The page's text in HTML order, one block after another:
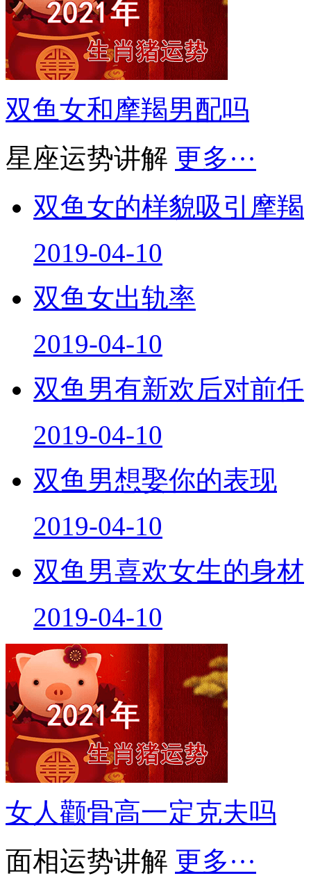
双鱼女和摩羯男配吗
星座运势讲解 更多···
双鱼女的样貌吸引摩羯
2019-04-10
双鱼女出轨率
2019-04-10
双鱼男有新欢后对前任
2019-04-10
双鱼男想娶你的表现
2019-04-10
双鱼男喜欢女生的身材
2019-04-10
女人颧骨高一定克夫吗
面相运势讲解 更多···